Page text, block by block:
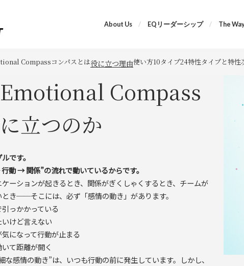
About Us EQリーダーシップ The
Compassコンパスとは役に立つ理由使い方10タイプ24特性タイプと特性
Compass
立つのか
です。
動 → 関係”の流れで動いているからです。
ーションが起きるとき、関係がぎくしゃくするとき、チームが
き──そこには、必ず「感情の動き」があります。
っかかっている
けど言えない
になって行動が止まる
て距離が開く
な感情の動き”は、いつも行動の前に発生しています。しかし、